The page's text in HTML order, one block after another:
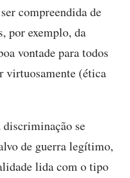
compreendida de
por exemplo, da
vontade para todos
virtuosamente (ética
discriminação se
de guerra legítimo,
lida com o tipo